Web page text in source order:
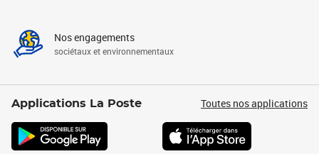
Nos engagements
sociétaux et environnementaux
Applications La Poste Toutes nos applications